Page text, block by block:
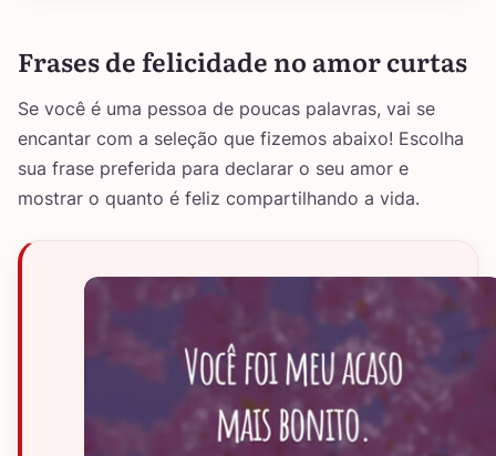
Frases de felicidade no amor curtas
Se você é uma pessoa de poucas palavras, vai se
encantar com a seleção que fizemos abaixo! Escolha
sua frase preferida para declarar o seu amor e
mostrar o quanto é feliz compartilhando a vida.